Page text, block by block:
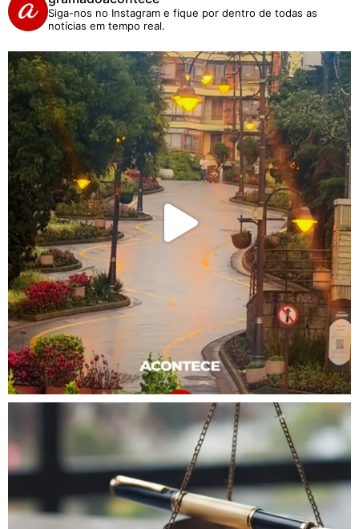
Siga-nos no Instagram e fique por dentro de todas as
notícias em tempo real.